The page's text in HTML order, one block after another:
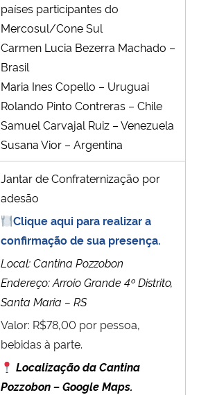
países participantes do
Mercosul/Cone Sul
Carmen Lucia Bezerra Machado –
Brasil
Maria Ines Copello – Uruguai
Rolando Pinto Contreras – Chile
Samuel Carvajal Ruiz – Venezuela
Susana Vior – Argentina
Jantar de Confraternização por
adesão
Clique aqui para realizar a
confirmação de sua presença.
Local: Cantina Pozzobon
Endereço: Arroio Grande 4º Distrito,
Santa Maria – RS
Valor: R$78,00 por pessoa,
bebidas à parte.
Localização da Cantina
Pozzobon – Google Maps.